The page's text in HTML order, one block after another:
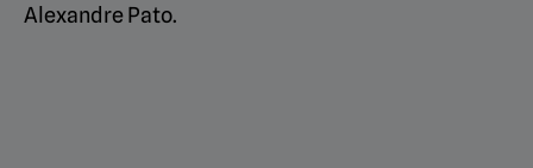
Alexandre Pato.